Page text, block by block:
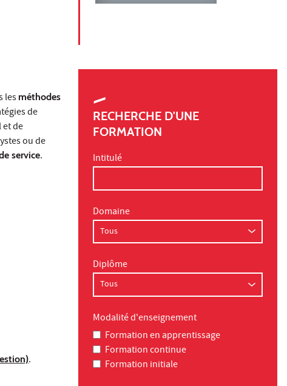
les méthodes
de
de
ou de
service.
.
RECHERCHE D'UNE
FORMATION
Intitulé
Domaine
Diplôme
Modalité d'enseignement
Formation en apprentissage
Formation continue
Formation initiale